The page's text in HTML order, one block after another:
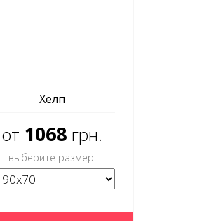
Хелп
от 1068 грн.
выберите размер: